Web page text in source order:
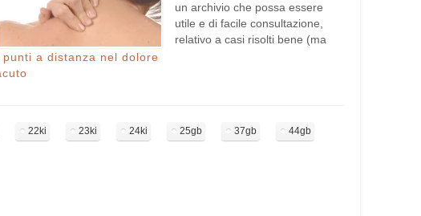
punti a distanza nel dolore
un archivio che possa essere
utile e di facile consultazione,
relativo a casi risolti bene (ma
già trattati…
22ki 23ki 24ki 25gb 37gb 44gb